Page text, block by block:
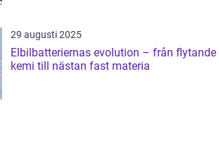
29 augusti 2025
Elbilbatteriernas evolution – från flytande
kemi till nästan fast materia